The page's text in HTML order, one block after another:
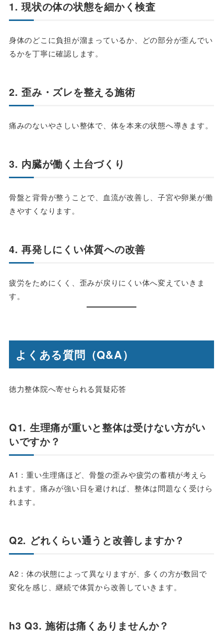
1. 現状の体の状態を細かく検査
身体のどこに負担が溜まっているか、どの部分が歪んでい
るかを丁寧に確認します。
2. 歪み・ズレを整える施術
痛みのないやさしい整体で、体を本来の状態へ導きます。
3. 内臓が働く土台づくり
骨盤と背骨が整うことで、血流が改善し、子宮や卵巣が働
きやすくなります。
4. 再発しにくい体質への改善
疲労をためにくく、歪みが戻りにくい体へ変えていきま
す。
よくある質問（Q&A）
徳力整体院へ寄せられる質疑応答
Q1. 生理痛が重いと整体は受けない方がい
いですか？
A1：重い生理痛ほど、骨盤の歪みや疲労の蓄積が考えら
れます。痛みが強い日を避ければ、整体は問題なく受けら
れます。
Q2. どれくらい通うと改善しますか？
A2：体の状態によって異なりますが、多くの方が数回で
変化を感じ、継続で体質から改善していきます。
h3 Q3. 施術は痛くありませんか？